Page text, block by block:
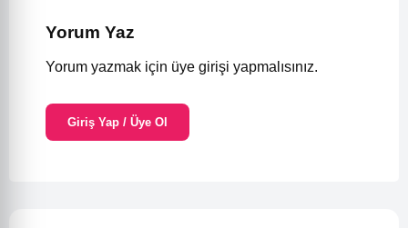
Yorum Yaz
Yorum yazmak için üye girişi yapmalısınız.
Giriş Yap / Üye Ol